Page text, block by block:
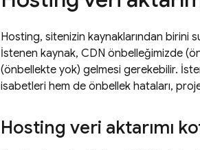
Hosting, sitenizin kaynaklarından birini
İstenen kaynak, CDN önbelleğimizde
(önbellekte yok) gelmesi gerekebilir.
isabetleri hem de önbellek hataları,
Hosting veri aktarımı